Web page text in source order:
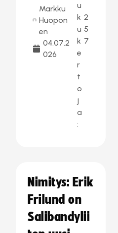
Markku
Huopon
en
04.07.2
026
u
k
u
k
e
r
t
o
j
a
:
2
5
7
Nimitys: Erik
Frilund on
Salibandylii